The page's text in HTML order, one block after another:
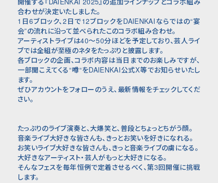
合わせが決定いたしました。
1日6ブロック、2日で12ブロックをDAIENKAIならではの“宴
会”の流れに沿って並べられたこのコラボ組み合わせ。
アーティストライブは40〜50分ほどを予定しており、芸人ライ
ブでは全組が至極のネタをたっぷりと披露します。
各ブロックの企画、コラボ内容は当日までのお楽しみですが、
一部聞こえてくる“噂“をDAIENKAI公式X等でお知らせいたし
ます。
ぜひアカウントをフォローのうえ、最新情報をチェックしてくだ
さい。
たっぷりのライブ演奏と、大爆笑と、普段とちょっとちがう顔。
音楽ライブ大好きな皆さんも、きっとお笑いを好きになれる。
お笑いライブ大好きな皆さんも、きっと音楽ライブの虜になる。
大好きなアーティスト・芸人がもっと大好きになる。
そんなフェスを毎年恒例で定着させるべく、第3回開催に挑戦
します。